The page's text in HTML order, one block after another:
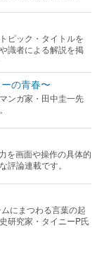
ピック・タイトルを
識者による解説を掲
の青春〜
ンガ家・田中圭一先
を画面や操作の具体的
評論連載です。
にまつわる言葉の起
研究家・タイニーP氏